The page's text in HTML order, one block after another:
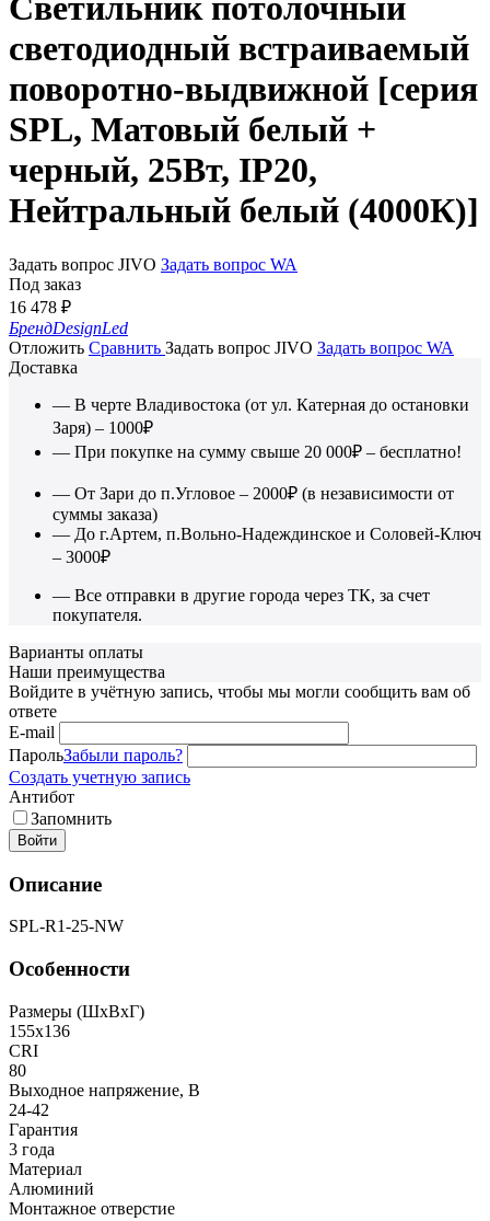
Светильник потолочный
светодиодный встраиваемый
поворотно-выдвижной [серия
SPL, Матовый белый +
черный, 25Вт, IP20,
Нейтральный белый (4000К)]
Задать вопрос JIVO Задать вопрос WA
Под заказ
16 478 ₽
БрендDesignLed
Отложить Сравнить Задать вопрос JIVO Задать вопрос WA
Доставка
— В черте Владивостока (от ул. Катерная до остановки
Заря) – 1000₽
— При покупке на сумму свыше 20 000₽ – бесплатно!
— От Зари до п.Угловое – 2000₽ (в независимости от
суммы заказа)
— До г.Артем, п.Вольно-Надеждинское и Соловей-Ключ
– 3000₽
— Все отправки в другие города через ТК, за счет
покупателя.
Варианты оплаты
Наши преимущества
Войдите в учётную запись, чтобы мы могли сообщить вам об
ответе
E-mail
ПарольЗабыли пароль?
Создать учетную запись
Антибот
Запомнить
Войти
Описание
SPL-R1-25-NW
Особенности
Размеры (ШxВxГ)
155x136
CRI
80
Выходное напряжение, В
24-42
Гарантия
3 года
Материал
Алюминий
Монтажное отверстие